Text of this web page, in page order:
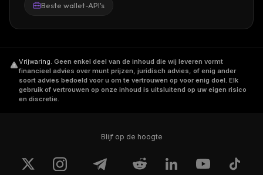
Beste wallet-API's
Vrijwaring. Geen enkel deel van de inhoud die wij leveren vormt
financieel advies over munt prijzen, juridisch advies, of enig ander
soort advies bedoeld voor u om te vertrouwen op voor enig doel. Elk
gebruik of vertrouwen op onze inhoud is uitsluitend op uw eigen risico
en discretie.
Blijf op de hoogte